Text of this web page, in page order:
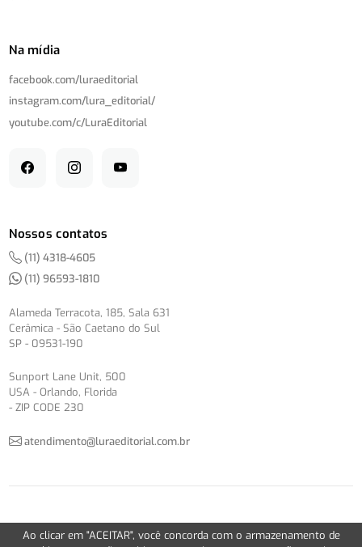
Na mídia
facebook.com/luraeditorial
instagram.com/lura_editorial/
youtube.com/c/LuraEditorial
Nossos contatos
(11) 4318-4605
(11) 96593-1810
Alameda Terracota, 185, Sala 631
Cerâmica - São Caetano do Sul
SP - 09531-190
Sunport Lane Unit, 500
USA - Orlando, Florida
- ZIP CODE 230
atendimento@luraeditorial.com.br
© Copyright 2012-2026 -Política de Privacidade
Ao clicar em "ACEITAR", você concorda com o armazenamento de